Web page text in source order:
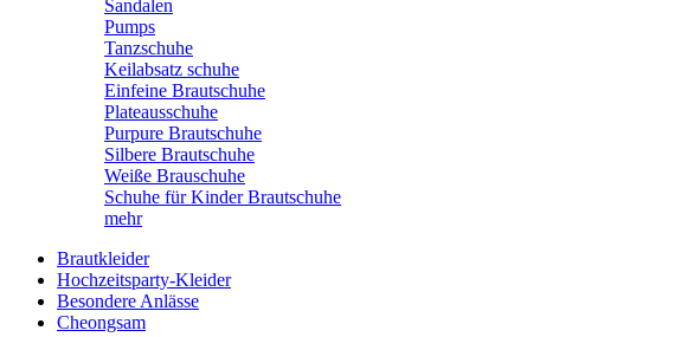
Sandalen
Pumps
Tanzschuhe
Keilabsatz schuhe
Einfeine Brautschuhe
Plateausschuhe
Purpure Brautschuhe
Silbere Brautschuhe
Weiße Brauschuhe
Schuhe für Kinder Brautschuhe
mehr
Brautkleider
Hochzeitsparty-Kleider
Besondere Anlässe
Cheongsam